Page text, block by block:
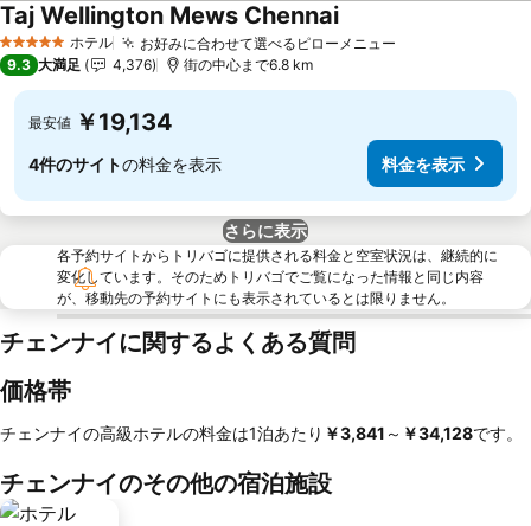
5 ホテルのランク
ホテル お好みに合わせて選べるピローメニュー
Taj Wellington Mews Chennai
9.3 大満足 4,376 街の中心まで6.8 km
最安値 ￥19,134
4件のサイトの料金を表示 料金を表示
さらに表示
各予約サイトからトリバゴに提供される料金と空室状況は、継続的に
変化しています。そのためトリバゴでご覧になった情報と同じ内容
が、移動先の予約サイトにも表示されているとは限りません。
チェンナイに関するよくある質問
価格帯
チェンナイの高級ホテルの料金は1泊あたり ‎￥3,841 ～ ‎￥34,128です。
チェンナイのその他の宿泊施設